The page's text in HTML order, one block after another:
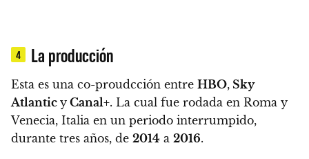
4 La producción
Esta es una co-proudcción entre HBO, Sky
Atlantic y Canal+. La cual fue rodada en Roma y
Venecia, Italia en un periodo interrumpido,
durante tres años, de 2014 a 2016.